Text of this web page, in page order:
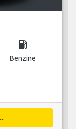
local_gas_station
Benzine